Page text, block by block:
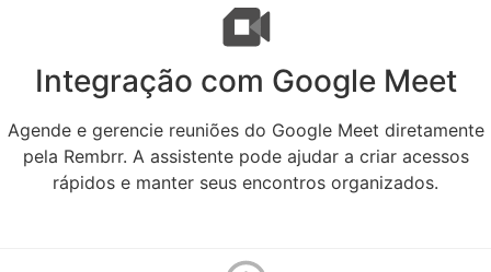
Integração com Google Meet
Agende e gerencie reuniões do Google Meet diretamente
pela Rembrr. A assistente pode ajudar a criar acessos
rápidos e manter seus encontros organizados.